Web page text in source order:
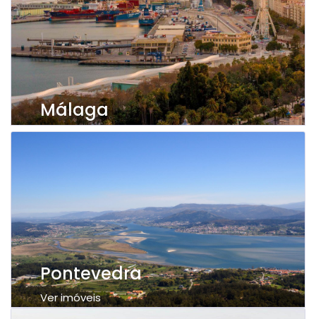
Málaga
Ver imóveis
Pontevedra
Ver imóveis